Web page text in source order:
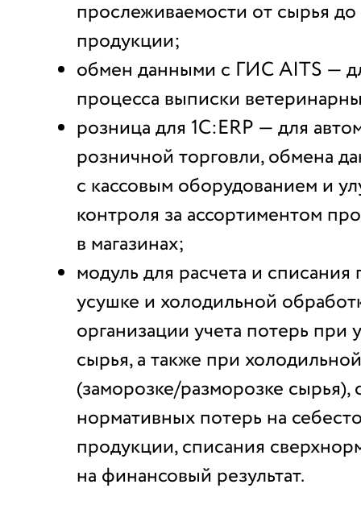
прослеживаемости от сырья
продукции;
обмен данными с ГИС AITS —
процесса выписки
розница для 1С:ERP — для
розничной торговли, обмена
с кассовым оборудованием и
контроля за ассортиментом
в магазинах;
модуль для расчета и
усушке и холодильной
организации учета потерь при
сырья, а также при
(заморозке/разморозке сырья),
нормативных потерь на
продукции, списания
на финансовый результат.